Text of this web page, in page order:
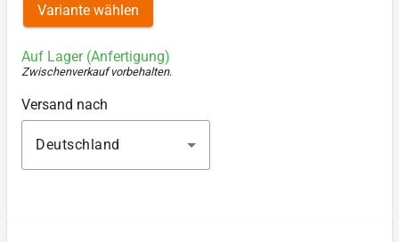
Variante wählen
Auf Lager (Anfertigung)
Zwischenverkauf vorbehalten.
Versand nach
Deutschland